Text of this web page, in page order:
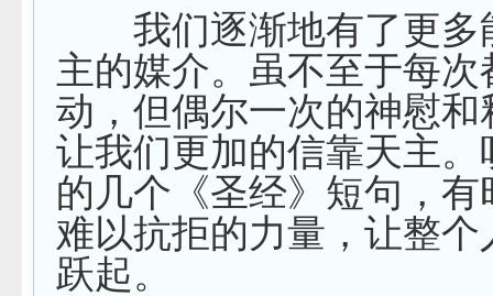
我们逐渐地有了更多
主的媒介。虽不至于每次
动，但偶尔一次的神慰和
让我们更加的信靠天主。
的几个《圣经》短句，有
难以抗拒的力量，让整个
跃起。